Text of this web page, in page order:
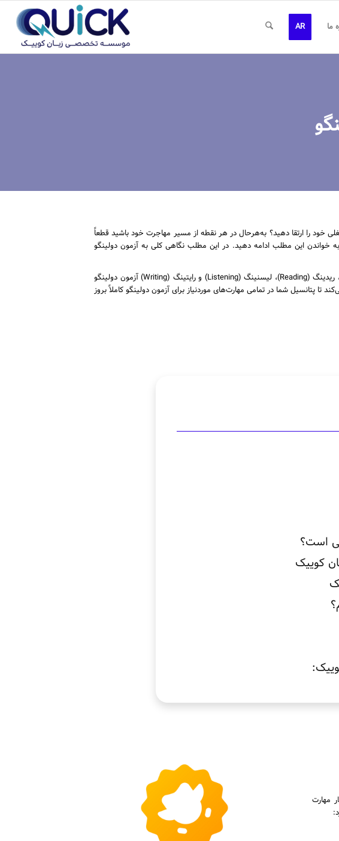
ما AR
خود را ارتقا دهید؟ به‌هرحال در هر نقطه از مسیر مهاجرت خود باشید قطعاً
به خواندن این مطلب ادامه دهید. در این مطلب نگاهی کلی به آزمون دولینگو
با حضور در دوره‌های خصوصی دولینگو ارائه شده توسط مؤسسه کوییک، می‌توانید در مهارت‌های اسپیکینگ (Speaking)، ریدینگ (Reading)، لیسنینگ (Listening) و رایتینگ (Writing) آزمون دولینگو
پتانسیل‌ شما در تمامی مهارت‌های موردنیاز برای آزمون دولینگو کاملاً بروز
است؟
کوییک
مهارت